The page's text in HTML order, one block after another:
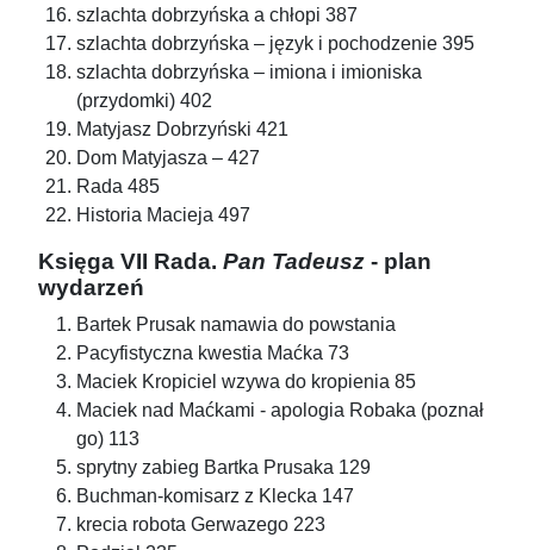
szlachta dobrzyńska a chłopi 387
szlachta dobrzyńska – język i pochodzenie 395
szlachta dobrzyńska – imiona i imioniska
(przydomki) 402
Matyjasz Dobrzyński 421
Dom Matyjasza – 427
Rada 485
Historia Macieja 497
Księga VII Rada. Pan Tadeusz - plan
wydarzeń
Bartek Prusak namawia do powstania
Pacyfistyczna kwestia Maćka 73
Maciek Kropiciel wzywa do kropienia 85
Maciek nad Maćkami - apologia Robaka (poznał
go) 113
sprytny zabieg Bartka Prusaka 129
Buchman-komisarz z Klecka 147
krecia robota Gerwazego 223